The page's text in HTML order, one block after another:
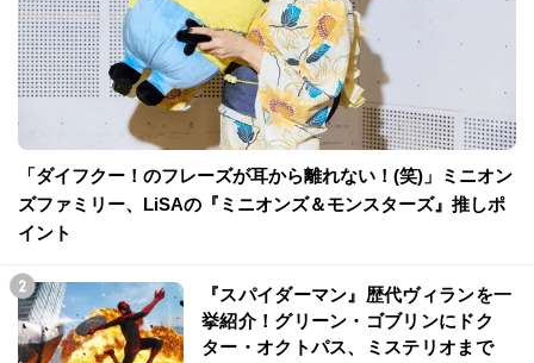
「ダイフクー！のフレーズが耳から離れない！(笑)」ミニオン
ズファミリー、LiSAの『ミニオンズ＆モンスターズ』推しポ
イント
『スパイダーマン』歴代ヴィランを一
挙紹介！グリーン・ゴブリンにドク
ター・オクトパス、ミステリオまで